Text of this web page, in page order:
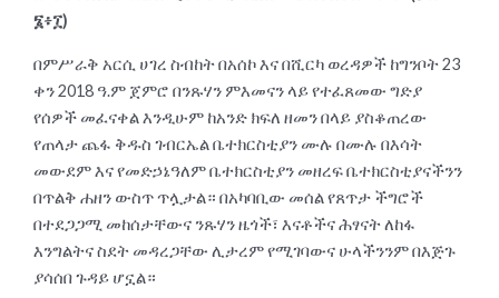
፮፥፲)
በምሥራቅ አርሲ ሀገረ ስብከት በአሰኮ እና በሺርካ ወረዳዎች ከግንቦት 23
ቀን 2018 ዓ.ም ጀምሮ በንጹሃን ምእመናን ላይ የተፈጸመው ግድያ
የሰዎች መፈናቀል እንዲሁም ከአንድ ክፍለ ዘመን በላይ ያስቆጠረው
የጠላታ ጨፋ ቅዱስ ገብርኤል ቤተክርስቲያን ሙሉ በሙሉ በእሳት
መውደም እና የመድኃኔዓለም ቤተክርስቲያን መዘረፍ ቤተክርስቲያናችንን
በጥልቅ ሐዘን ውስጥ ጥሏታል። በአካባቢው መሰል የጸጥታ ችግሮች
በተደጋጋሚ መከሰታቸውና ንጹሃን ዜጎች፣ እናቶችና ሕፃናት ለከፋ
እንግልትና ስደት መዳረጋቸው ሊታረም የሚገባውና ሁላችንንም በእጅጉ
ያሳሰበ ጉዳይ ሆኗል።